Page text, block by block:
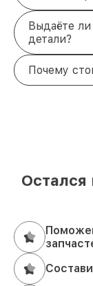
Выдаёте
детали?
Почему